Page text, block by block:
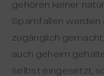
gehören keiner
Spamfallen werden
zugänglich
auch geheim
selbst eingesetzt,